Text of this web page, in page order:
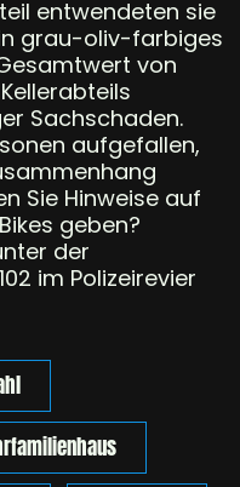
entwendeten sie
grau-oliv-farbiges
von
Sachschaden.
aufgefallen,
Sie Hinweise auf
geben?
der
im Polizeirevier